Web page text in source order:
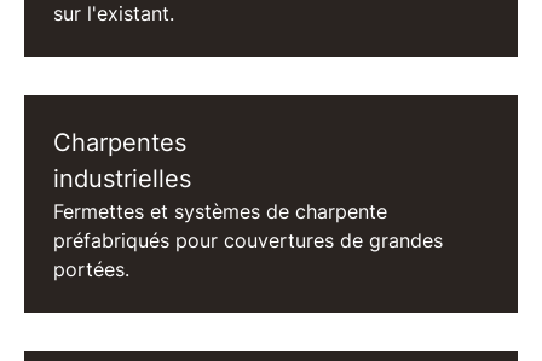
sur l'existant.
Charpentes
industrielles
Fermettes et systèmes de charpente
préfabriqués pour couvertures de grandes
portées.